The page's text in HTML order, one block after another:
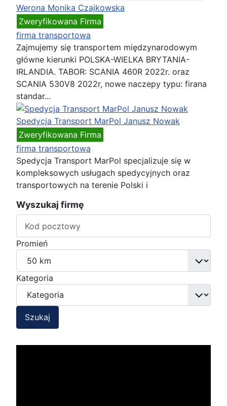
Werona Monika Czajkowska
Zweryfikowana Firma
firma transportowa
Zajmujemy się transportem międzynarodowym
główne kierunki POLSKA-WIELKA BRYTANIA-
IRLANDIA. TABOR: SCANIA 460R 2022r. oraz
SCANIA 530V8 2022r, nowe naczepy typu: firana
standar...
Spedycja Transport MarPol Janusz Nowak
Zweryfikowana Firma
firma transportowa
Spedycja Transport MarPol specjalizuje się w
kompleksowych usługach spedycyjnych oraz
transportowych na terenie Polski i
Wyszukaj firmę
Promień
Kategoria
Szukaj